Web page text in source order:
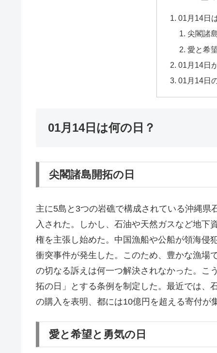
01月14日
尖閣諸
愛と希
01月14日
01月14日
01月14日は何の日？
尖閣諸島開拓の日
主に5島と3つの岩礁で構成されている沖縄
入された。しかし、石油や天然ガスなど地
権を主張し始めた。中国漁船や公船が領海侵
衝突事件が発生した。このため、豊かな漁場
の切なる訴えは何一つ解決されなかった。こ
拓の日」とする条例を制定した。最近では、
の購入を表明、都には10億円を超える寄付が
愛と希望と勇気の日